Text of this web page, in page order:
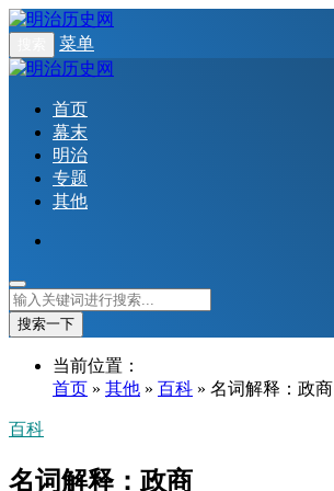
菜单
首页
幕末
明治
专题
其他
搜索一下
当前位置：
首页 » 其他 » 百科 » 名词解释：政商
百科
名词解释：政商